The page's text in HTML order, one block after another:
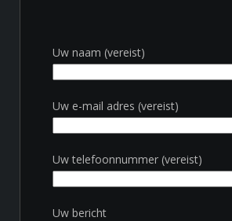
Uw naam (vereist)
Uw e-mail adres (vereist)
Uw telefoonnummer (vereist)
Uw bericht